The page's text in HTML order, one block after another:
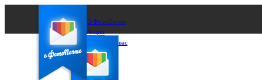
О ФотоПочте
Акции
Сделаем за вас
Бизнесу
FAQ
Франшиза